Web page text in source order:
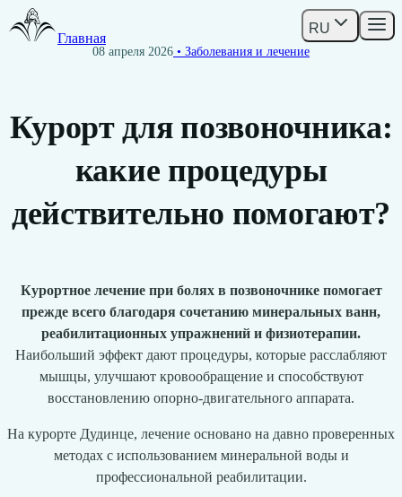
Главная
RU
08 апреля 2026 • Заболевания и лечение
Курорт для позвоночника:
какие процедуры
действительно помогают?
Курортное лечение при болях в позвоночнике помогает
прежде всего благодаря сочетанию минеральных ванн,
реабилитационных упражнений и физиотерапии.
Наибольший эффект дают процедуры, которые расслабляют
мышцы, улучшают кровообращение и способствуют
восстановлению опорно-двигательного аппарата.
На курорте Дудинце, лечение основано на давно проверенных
методах с использованием минеральной воды и
профессиональной реабилитации.